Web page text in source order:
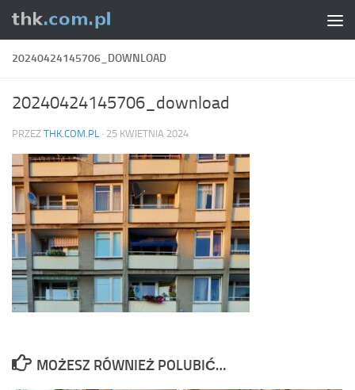
Skip to content
20240424145706_DOWNLOAD
20240424145706_download
PRZEZ THK.COM.PL · 25 KWIETNIA 2024
MOŻESZ RÓWNIEŻ POLUBIĆ…